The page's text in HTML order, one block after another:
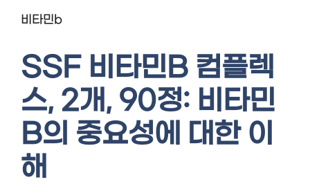
비타민b
SSF 비타민B 컴플렉
스, 2개, 90정: 비타민
B의 중요성에 대한 이
해